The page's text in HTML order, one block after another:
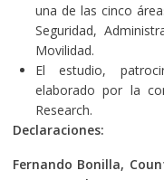
una de las cinco
Seguridad,
Movilidad.
El estudio,
elaborado por la
Research.
Declaraciones:
Fernando Bonilla,